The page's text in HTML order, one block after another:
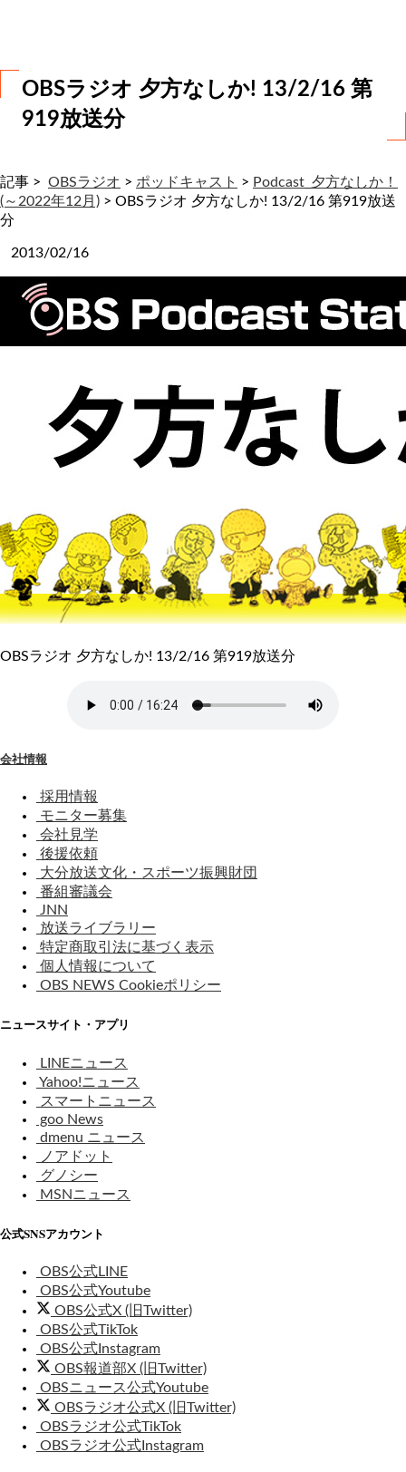
OBSラジオ 夕方なしか! 13/2/16 第
919放送分
記事 > OBSラジオ > ポッドキャスト > Podcast_夕方なしか！
(～2022年12月) > OBSラジオ 夕方なしか! 13/2/16 第919放送
分
2013/02/16
OBSラジオ 夕方なしか! 13/2/16 第919放送分
会社情報
採用情報
モニター募集
会社見学
後援依頼
大分放送文化・スポーツ振興財団
番組審議会
JNN
放送ライブラリー
特定商取引法に基づく表示
個人情報について
OBS NEWS Cookieポリシー
ニュースサイト・アプリ
LINEニュース
Yahoo!ニュース
スマートニュース
goo News
dmenu ニュース
ノアドット
グノシー
MSNニュース
公式SNSアカウント
OBS公式LINE
OBS公式Youtube
OBS公式X (旧Twitter)
OBS公式TikTok
OBS公式Instagram
OBS報道部X (旧Twitter)
OBSニュース公式Youtube
OBSラジオ公式X (旧Twitter)
OBSラジオ公式TikTok
OBSラジオ公式Instagram